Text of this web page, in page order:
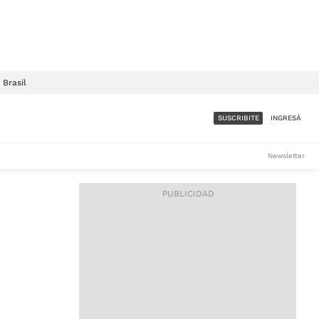
Brasil
ACCESO FULL - $1.800/MES
SUSCRIBITE INGRESÁ
Newsletter